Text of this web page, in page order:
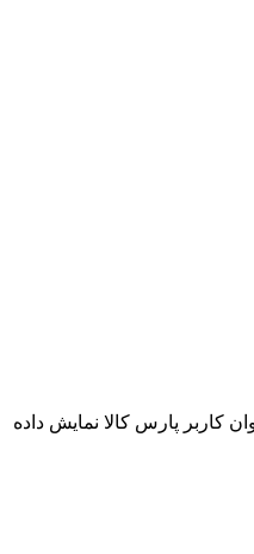
کاربر پارس کالا نمایش داده